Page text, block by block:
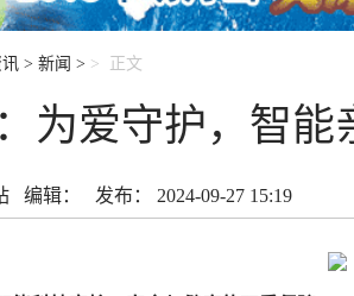
> 新闻 > 正文
为爱守护，智
编辑： 发布： 2024-09-27 15:19